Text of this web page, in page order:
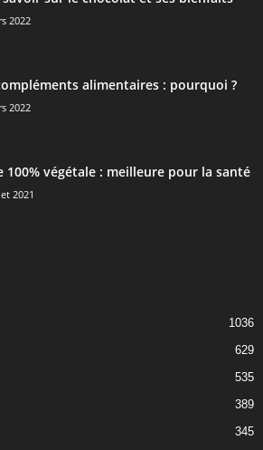
2022
alimentaires : pourquoi ?
2022
100% végétale : meilleure pour la santé
2021
1036
629
535
389
345